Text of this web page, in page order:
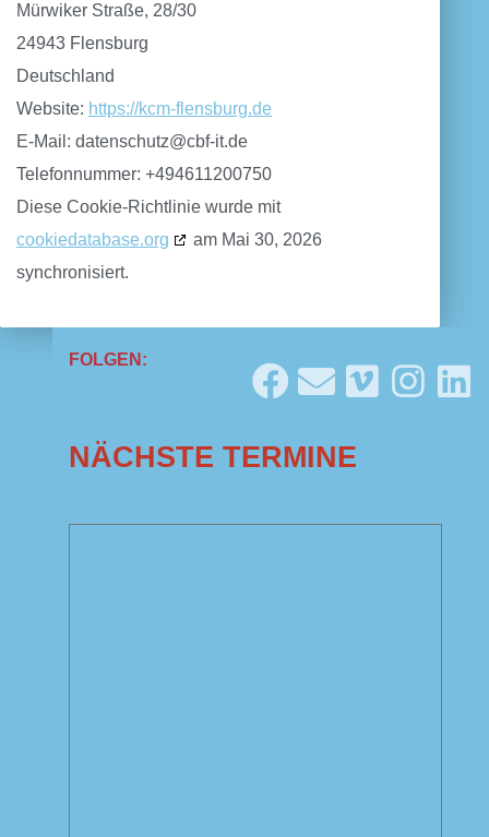
Mürwiker Straße, 28/30
24943 Flensburg
Deutschland
Website: https://kcm-flensburg.de
E-Mail: datenschutz@cbf-it.de
Telefonnummer: +494611200750
Diese Cookie-Richtlinie wurde mit
cookiedatabase.org
am Mai 30, 2026
synchronisiert.
FOLGEN:
NÄCHSTE TERMINE